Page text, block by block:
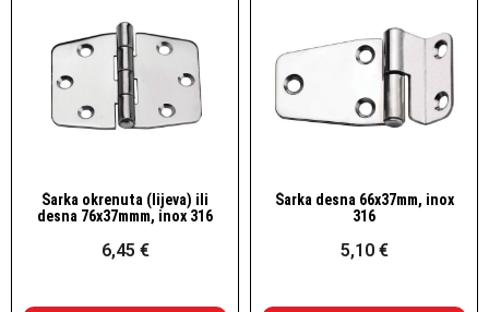
Brzi pogled
Šarka okrenuta (lijeva) ili
desna 76x37mmm, inox 316
6,45 €
Brzi pogled
Šarka desna 66x37mm, inox
316
5,10 €